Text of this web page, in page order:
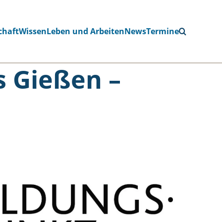
WissenLeben und ArbeitenNewsTermine
–